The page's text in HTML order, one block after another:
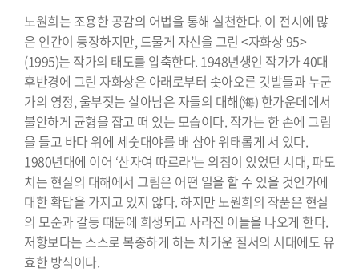
노원희는 조용한 공감의 어법을 통해 실천한다. 이 전시에 많
은 인간이 등장하지만, 드물게 자신을 그린 <자화상 95>
(1995)는 작가의 태도를 압축한다. 1948년생인 작가가 40대
후반경에 그린 자화상은 아래로부터 솟아오른 깃발들과 누군
가의 영정, 울부짖는 살아남은 자들의 대해(海) 한가운데에서
불안하게 균형을 잡고 떠 있는 모습이다. 작가는 한 손에 그림
을 들고 바다 위에 세숫대야를 배 삼아 위태롭게 서 있다.
1980년대에 이어 ‘산자여 따르라’는 외침이 있었던 시대, 파도
치는 현실의 대해에서 그림은 어떤 일을 할 수 있을 것인가에
대한 확답을 가지고 있지 않다. 하지만 노원희의 작품은 현실
의 모순과 갈등 때문에 희생되고 사라진 이들을 나오게 한다.
저항보다는 스스로 복종하게 하는 차가운 질서의 시대에도 유
효한 방식이다.